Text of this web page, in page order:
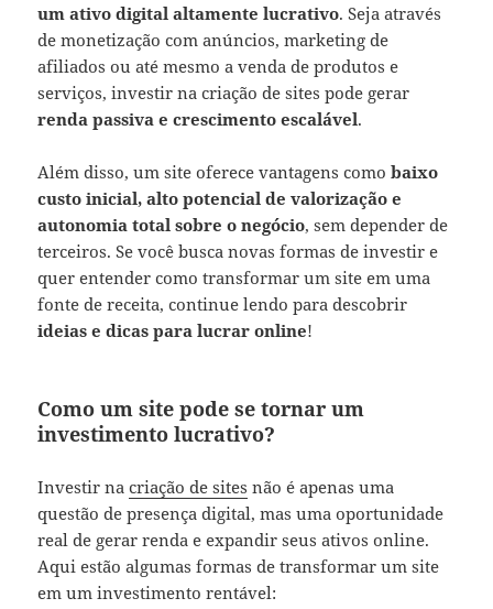
um ativo digital altamente lucrativo. Seja através
de monetização com anúncios, marketing de
afiliados ou até mesmo a venda de produtos e
serviços, investir na criação de sites pode gerar
renda passiva e crescimento escalável.
Além disso, um site oferece vantagens comobaixo
custo inicial, alto potencial de valorização e
autonomia total sobre o negócio, sem depender de
terceiros. Se você busca novas formas de investir e
quer entender como transformar um site em uma
fonte de receita, continue lendo para descobrir
ideias e dicas para lucrar online!
Como um site pode se tornar um
investimento lucrativo?
Investir nacriação de sites não é apenas uma
questão de presença digital, mas uma oportunidade
real de gerar renda e expandir seus ativos online.
Aqui estão algumas formas de transformar um site
em um investimento rentável: